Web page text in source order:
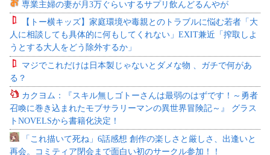
専業主婦の妻が月3万ぐらいするサプリ飲んどるんやが
【トー横キッズ】家庭環境や毒親とのトラブルに悩む若者「大
人に相談しても具体的に何もしてくれない」EXIT兼近「搾取しよ
うとする大人をどう除外するか」
マジでこれだけは日本製じゃないとダメな物 、ガチで何があ
る？
カクヨム：『スキル無しゴトーさんは最弱のはずです！～勇者
召喚に巻き込まれたモブサラリーマンの異世界冒険記～』 グラス
トNOVELSから書籍化決定！
「これ描いて死ね」6話感想 創作の楽しさと厳しさ、出逢いと
再会。コミティア閉会まで面白い初のサークル参加！！